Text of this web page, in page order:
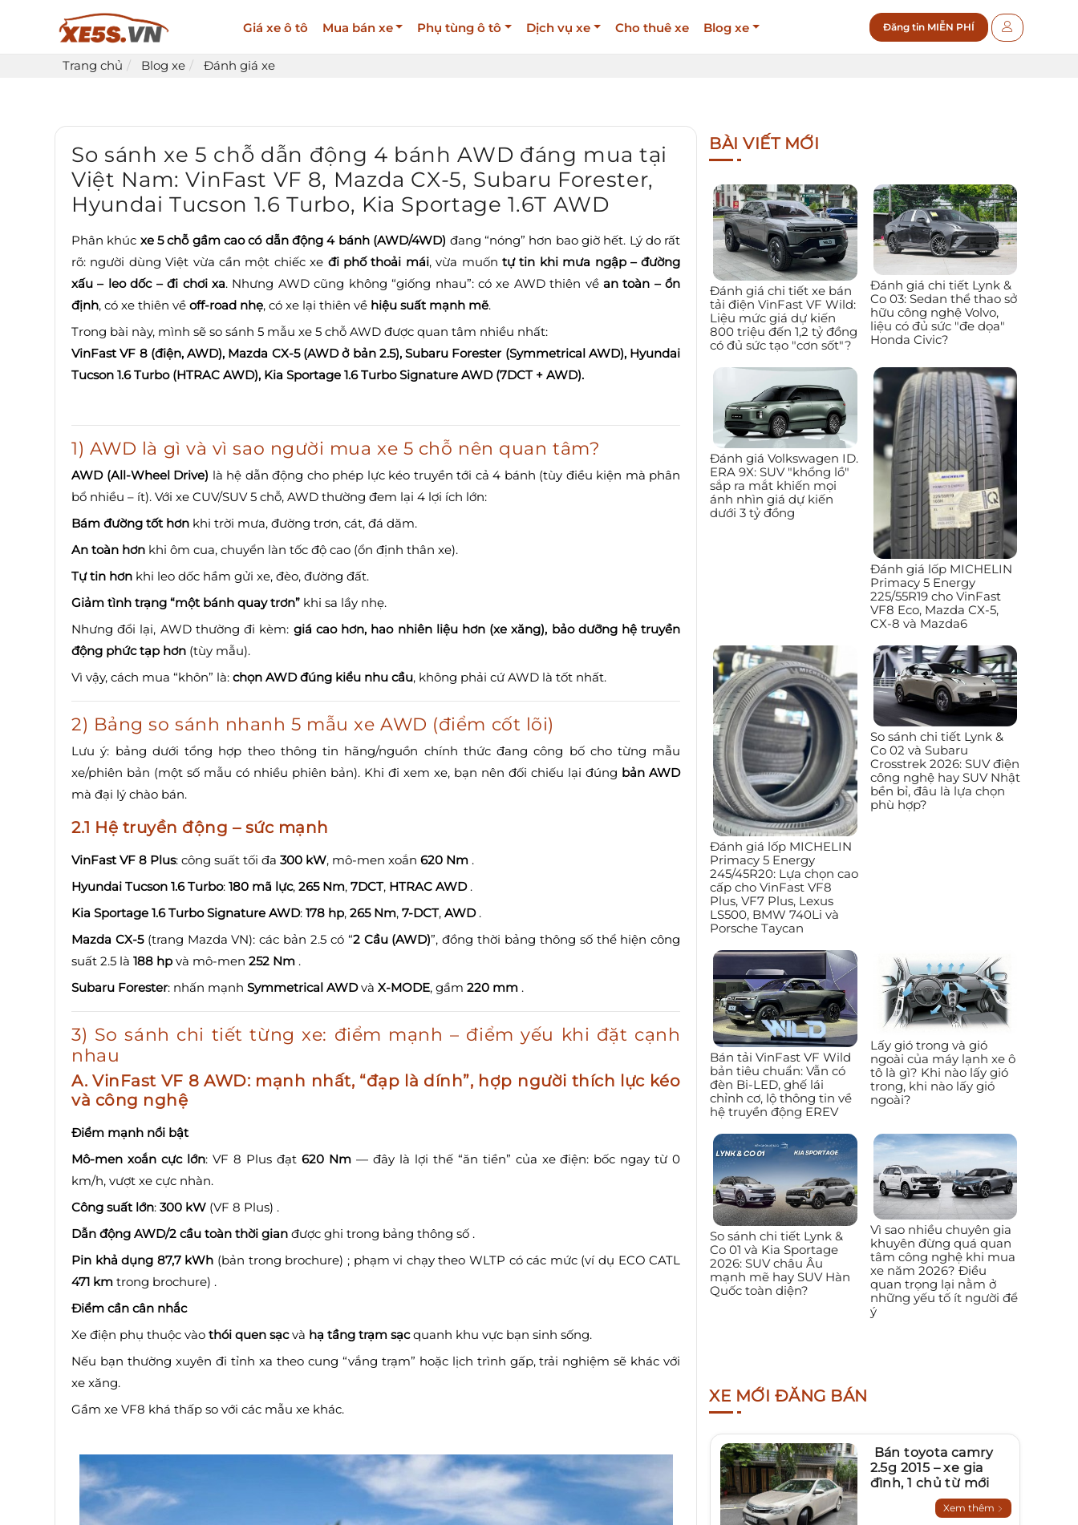
Giá xe ô tô Mua bán xe Phụ tùng ô tô Dịch vụ xe Cho thuê xe Blog xe Đăng tin MIỄN PHÍ
Trang chủ Blog xe Đánh giá xe
So sánh xe 5 chỗ dẫn động 4 bánh AWD đáng mua tại
Việt Nam: VinFast VF 8, Mazda CX-5, Subaru Forester,
Hyundai Tucson 1.6 Turbo, Kia Sportage 1.6T AWD
Phân khúc xe 5 chỗ gầm cao có dẫn động 4 bánh (AWD/4WD) đang “nóng” hơn bao giờ hết. Lý do rất
rõ: người dùng Việt vừa cần một chiếc xe đi phố thoải mái, vừa muốn tự tin khi mưa ngập – đường
xấu – leo dốc – đi chơi xa. Nhưng AWD cũng không “giống nhau”: có xe AWD thiên vềan toàn – ổn
định, có xe thiên về off-road nhẹ, có xe lại thiên về hiệu suất mạnh mẽ.
Trong bài này, mình sẽ so sánh 5 mẫu xe 5 chỗ AWD được quan tâm nhiều nhất:
VinFast VF 8 (điện, AWD), Mazda CX-5 (AWD ở bản 2.5), Subaru Forester (Symmetrical AWD), Hyundai
Tucson 1.6 Turbo (HTRAC AWD), Kia Sportage 1.6 Turbo Signature AWD (7DCT + AWD).
1) AWD là gì và vì sao người mua xe 5 chỗ nên quan tâm?
AWD (All-Wheel Drive) là hệ dẫn động cho phép lực kéo truyền tới cả 4 bánh (tùy điều kiện mà phân
bổ nhiều – ít). Với xe CUV/SUV 5 chỗ, AWD thường đem lại 4 lợi ích lớn:
Bám đường tốt hơn khi trời mưa, đường trơn, cát, đá dăm.
An toàn hơn khi ôm cua, chuyển làn tốc độ cao (ổn định thân xe).
Tự tin hơn khi leo dốc hầm gửi xe, đèo, đường đất.
Giảm tình trạng “một bánh quay trơn” khi sa lầy nhẹ.
Nhưng đổi lại, AWD thường đi kèm: giá cao hơn, hao nhiên liệu hơn (xe xăng), bảo dưỡng hệ truyền
động phức tạp hơn (tùy mẫu).
Vì vậy, cách mua “khôn” là: chọn AWD đúng kiểu nhu cầu, không phải cứ AWD là tốt nhất.
2) Bảng so sánh nhanh 5 mẫu xe AWD (điểm cốt lõi)
Lưu ý: bảng dưới tổng hợp theo thông tin hãng/nguồn chính thức đang công bố cho từng mẫu
xe/phiên bản (một số mẫu có nhiều phiên bản). Khi đi xem xe, bạn nên đối chiếu lại đúng bản AWD
mà đại lý chào bán.
2.1 Hệ truyền động – sức mạnh
VinFast VF 8 Plus: công suất tối đa 300 kW, mô-men xoắn 620 Nm .
Hyundai Tucson 1.6 Turbo: 180 mã lực, 265 Nm, 7DCT, HTRAC AWD.
Kia Sportage 1.6 Turbo Signature AWD: 178 hp, 265 Nm, 7-DCT, AWD.
Mazda CX-5(trang Mazda VN): các bản 2.5 có “2 Cầu (AWD)”, đồng thời bảng thông số thể hiện công
suất 2.5 là 188 hp và mô-men 252 Nm .
Subaru Forester: nhấn mạnh Symmetrical AWDvà X-MODE, gầm 220 mm .
3) So sánh chi tiết từng xe: điểm mạnh – điểm yếu khi đặt cạnh
nhau
A. VinFast VF 8 AWD: mạnh nhất, “đạp là dính”, hợp người thích lực kéo
và công nghệ
Điểm mạnh nổi bật
Mô-men xoắn cực lớn: VF 8 Plus đạt 620 Nm— đây là lợi thế “ăn tiền” của xe điện: bốc ngay từ 0
km/h, vượt xe cực nhàn.
Công suất lớn: 300 kW (VF 8 Plus) .
Dẫn động AWD/2 cầu toàn thời gian được ghi trong bảng thông số .
Pin khả dụng 87,7 kWh (bản trong brochure) ; phạm vi chạy theo WLTP có các mức (ví dụ ECO CATL
471 km trong brochure) .
Điểm cần cân nhắc
Xe điện phụ thuộc vào thói quen sạcvà hạ tầng trạm sạcquanh khu vực bạn sinh sống.
Nếu bạn thường xuyên đi tỉnh xa theo cung “vắng trạm” hoặc lịch trình gấp, trải nghiệm sẽ khác với
xe xăng.
Gầm xe VF8 khá thấp so với các mẫu xe khác.
BÀI VIẾT MỚI
Đánh giá chi tiết xe bán
tải điện VinFast VF Wild:
Liệu mức giá dự kiến
800 triệu đến 1,2 tỷ đồng
có đủ sức tạo "cơn sốt"?
Đánh giá chi tiết Lynk &
Co 03: Sedan thể thao sở
hữu công nghệ Volvo,
liệu có đủ sức "đe dọa"
Honda Civic?
Đánh giá Volkswagen ID.
ERA 9X: SUV "khổng lồ"
sắp ra mắt khiến mọi
ánh nhìn giá dự kiến
dưới 3 tỷ đồng
Đánh giá lốp MICHELIN
Primacy 5 Energy
225/55R19 cho VinFast
VF8 Eco, Mazda CX-5,
CX-8 và Mazda6
Đánh giá lốp MICHELIN
Primacy 5 Energy
245/45R20: Lựa chọn cao
cấp cho VinFast VF8
Plus, VF7 Plus, Lexus
LS500, BMW 740Li và
Porsche Taycan
So sánh chi tiết Lynk &
Co 02 và Subaru
Crosstrek 2026: SUV điện
công nghệ hay SUV Nhật
bền bỉ, đâu là lựa chọn
phù hợp?
Bán tải VinFast VF Wild
bản tiêu chuẩn: Vẫn có
đèn Bi-LED, ghế lái
chỉnh cơ, lộ thông tin về
hệ truyền động EREV
Lấy gió trong và gió
ngoài của máy lạnh xe ô
tô là gì? Khi nào lấy gió
trong, khi nào lấy gió
ngoài?
So sánh chi tiết Lynk &
Co 01 và Kia Sportage
2026: SUV châu Âu
mạnh mẽ hay SUV Hàn
Quốc toàn diện?
Vì sao nhiều chuyên gia
khuyên đừng quá quan
tâm công nghệ khi mua
xe năm 2026? Điều
quan trọng lại nằm ở
những yếu tố ít người để
ý
XE MỚI ĐĂNG BÁN
Bán toyota camry
2.5g 2015 – xe gia
đình, 1 chủ từ mới
Xem thêm